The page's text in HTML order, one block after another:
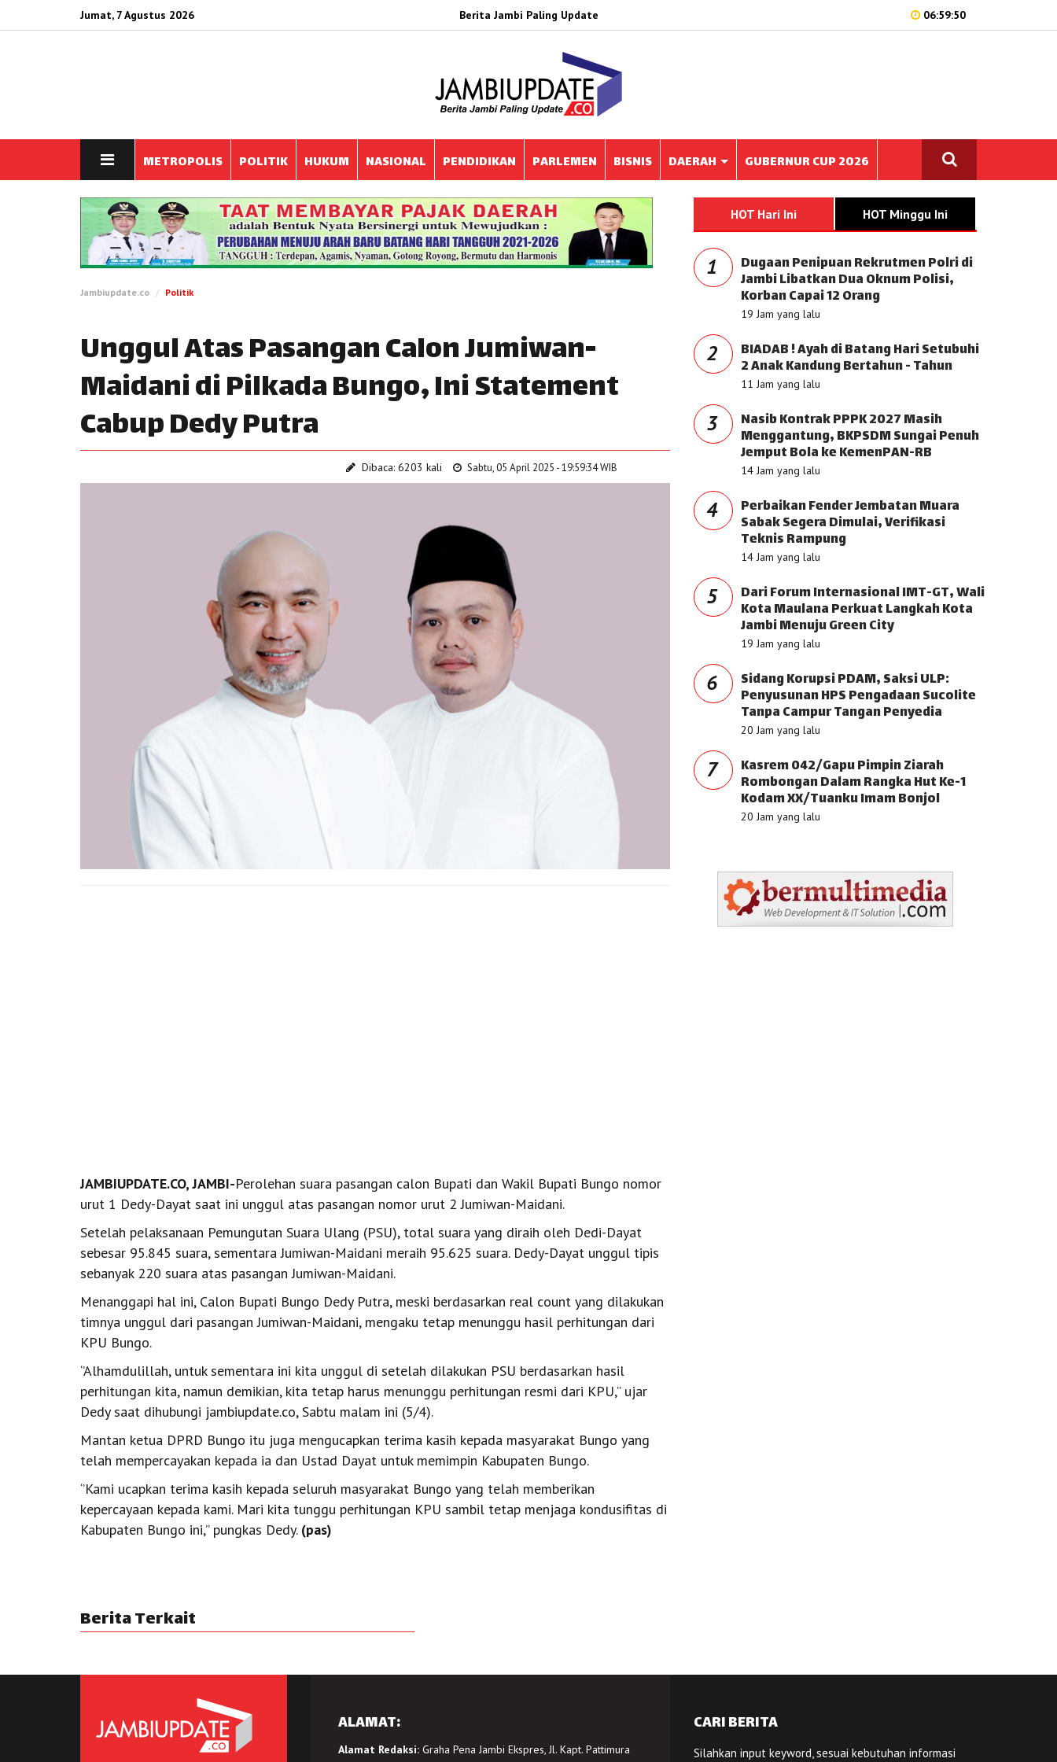
Jumat, 7 Agustus 2026 Berita Jambi Paling Update 06:59:50
METROPOLIS POLITIK HUKUM NASIONAL PENDIDIKAN PARLEMEN BISNIS DAERAH GUBERNUR CUP 2026
Jambiupdate.co Politik
Unggul Atas Pasangan Calon Jumiwan-
Maidani di Pilkada Bungo, Ini Statement
Cabup Dedy Putra
Dibaca: 6203 kali Sabtu, 05 April 2025 - 19:59:34 WIB
JAMBIUPDATE.CO, JAMBI-Perolehan suara pasangan calon Bupati dan Wakil Bupati Bungo nomor
urut 1 Dedy-Dayat saat ini unggul atas pasangan nomor urut 2 Jumiwan-Maidani.
Setelah pelaksanaan Pemungutan Suara Ulang (PSU), total suara yang diraih oleh Dedi-Dayat
sebesar 95.845 suara, sementara Jumiwan-Maidani meraih 95.625 suara. Dedy-Dayat unggul tipis
sebanyak 220 suara atas pasangan Jumiwan-Maidani.
Menanggapi hal ini, Calon Bupati Bungo Dedy Putra, meski berdasarkan real count yang dilakukan
timnya unggul dari pasangan Jumiwan-Maidani, mengaku tetap menunggu hasil perhitungan dari
KPU Bungo.
‘’Alhamdulillah, untuk sementara ini kita unggul di setelah dilakukan PSU berdasarkan hasil
perhitungan kita, namun demikian, kita tetap harus menunggu perhitungan resmi dari KPU,’’ ujar
Dedy saat dihubungi jambiupdate.co, Sabtu malam ini (5/4).
Mantan ketua DPRD Bungo itu juga mengucapkan terima kasih kepada masyarakat Bungo yang
telah mempercayakan kepada ia dan Ustad Dayat untuk memimpin Kabupaten Bungo.
‘’Kami ucapkan terima kasih kepada seluruh masyarakat Bungo yang telah memberikan
kepercayaan kepada kami. Mari kita tunggu perhitungan KPU sambil tetap menjaga kondusifitas di
Kabupaten Bungo ini,’’ pungkas Dedy. (pas)
Berita Terkait
HOT Hari Ini HOT Minggu Ini
1 Dugaan Penipuan Rekrutmen Polri di
Jambi Libatkan Dua Oknum Polisi,
Korban Capai 12 Orang
19 Jam yang lalu
2 BIADAB ! Ayah di Batang Hari Setubuhi
2 Anak Kandung Bertahun - Tahun
11 Jam yang lalu
3 Nasib Kontrak PPPK 2027 Masih
Menggantung, BKPSDM Sungai Penuh
Jemput Bola ke KemenPAN-RB
14 Jam yang lalu
4 Perbaikan Fender Jembatan Muara
Sabak Segera Dimulai, Verifikasi
Teknis Rampung
14 Jam yang lalu
5 Dari Forum Internasional IMT-GT, Wali
Kota Maulana Perkuat Langkah Kota
Jambi Menuju Green City
19 Jam yang lalu
6 Sidang Korupsi PDAM, Saksi ULP:
Penyusunan HPS Pengadaan Sucolite
Tanpa Campur Tangan Penyedia
20 Jam yang lalu
7 Kasrem 042/Gapu Pimpin Ziarah
Rombongan Dalam Rangka Hut Ke-1
Kodam XX/Tuanku Imam Bonjol
20 Jam yang lalu
ALAMAT:
Alamat Redaksi:Graha Pena Jambi Ekspres, Jl. Kapt. Pattimura
CARI BERITA
Silahkan input keyword, sesuai kebutuhan informasi